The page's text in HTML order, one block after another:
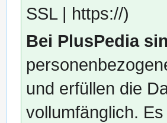
SSL | https://)
Bei PlusPedia
und erfüllen die
vollumfänglich.